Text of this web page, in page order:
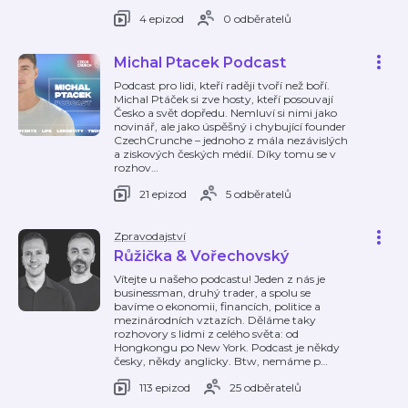
4 epizod
0 odběratelů
Michal Ptacek Podcast
Podcast pro lidi, kteří raději tvoří než boří.
Michal Ptáček si zve hosty, kteří posouvají
Česko a svět dopředu. Nemluví si nimi jako
novinář, ale jako úspěšný i chybující founder
CzechCrunche – jednoho z mála nezávislých
a ziskových českých médií. Díky tomu se v
rozhov…
21 epizod
5 odběratelů
Zpravodajství
Růžička & Vořechovský
Vítejte u našeho podcastu! Jeden z nás je
businessman, druhý trader, a spolu se
bavíme o ekonomii, financích, politice a
mezinárodních vztazích. Děláme taky
rozhovory s lidmi z celého světa: od
Hongkongu po New York. Podcast je někdy
česky, někdy anglicky. Btw, nemáme p…
113 epizod
25 odběratelů